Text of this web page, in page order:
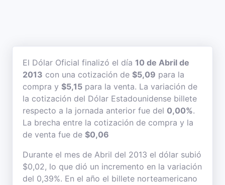
El Dólar Oficial finalizó el día 10 de Abril de
2013 con una cotización de $5,09 para la
compra y $5,15 para la venta. La variación de
la cotización del Dólar Estadounidense billete
respecto a la jornada anterior fue del 0,00%.
La brecha entre la cotización de compra y la
de venta fue de $0,06
Durante el mes de Abril del 2013 el dólar subió
$0,02, lo que dió un incremento en la variación
del 0,39%. En el año el billete norteamericano